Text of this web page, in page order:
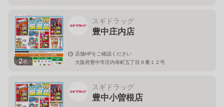
2枚
スギドラッグ
豊中庄内店
店舗HPをご確認ください
大阪府豊中市庄内幸町五丁目９番１２号
スギドラッグ
豊中小曽根店